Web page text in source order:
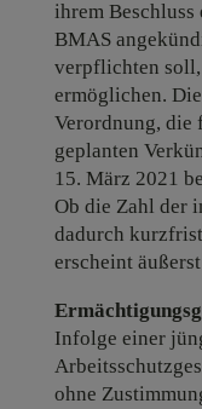
ihrem Beschluss
BMAS
verpflichten
ermöglichen.
Verordnung, die
geplanten
15. März 2021
Ob die Zahl der
dadurch
erscheint
Infolge einer
ohne